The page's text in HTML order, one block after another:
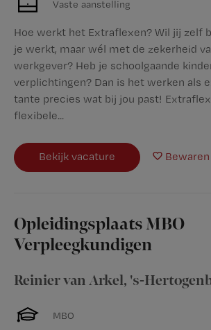
Vaste aanstelling
Hoe werkt het Extraflexen? Wil jij zelf
je werkt, maar wél met de zekerheid
werkgever? Heb je schoolgaande
verplichtingen? Dan is het werken als
tante precies wat bij jou past!
flexibele...
Bekijk vacature Bewaren
Opleidingsplaats MBO
Verpleegkundigen
Reinier van Arkel, 's-
MBO